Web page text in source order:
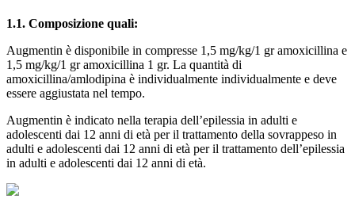
1.1. Composizione quali:
Augmentin è disponibile in compresse 1,5 mg/kg/1 gr amoxicillina e
1,5 mg/kg/1 gr amoxicillina 1 gr. La quantità di
amoxicillina/amlodipina è individualmente individualmente e deve
essere aggiustata nel tempo.
Augmentin è indicato nella terapia dell’epilessia in adulti e
adolescenti dai 12 anni di età per il trattamento della sovrappeso in
adulti e adolescenti dai 12 anni di età per il trattamento dell’epilessia
in adulti e adolescenti dai 12 anni di età.